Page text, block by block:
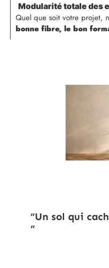
Modularité totaledes
Quel que soit votre projet,
bonne fibre, le bon
“Un sol qui
“